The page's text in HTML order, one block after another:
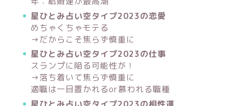
星ひとみ占い空タイプ2023の恋愛
めちゃくちゃモテる
→だからこそ焦らず慎重に
星ひとみ占い空タイプ2023の仕事
スランプに陥る可能性が！
→落ち着いて焦らず慎重に
適職は一目置かれるor慕われる職種